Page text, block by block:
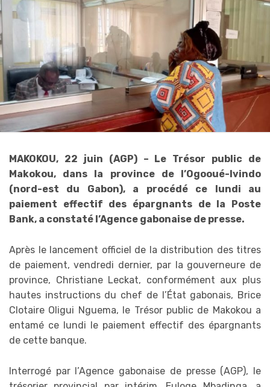
MAKOKOU, 22 juin (AGP) – Le Trésor public de
Makokou, dans la province de l’Ogooué-Ivindo
(nord-est du Gabon), a procédé ce lundi au
paiement effectif des épargnants de la Poste
Bank, a constaté l’Agence gabonaise de presse.
Après le lancement officiel de la distribution des titres
de paiement, vendredi dernier, par la gouverneure de
province, Christiane Leckat, conformément aux plus
hautes instructions du chef de l’État gabonais, Brice
Clotaire Oligui Nguema, le Trésor public de Makokou a
entamé ce lundi le paiement effectif des épargnants
de cette banque.
Interrogé par l’Agence gabonaise de presse (AGP), le